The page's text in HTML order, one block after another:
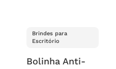
Brindes para
Escritório
Bolinha Anti-